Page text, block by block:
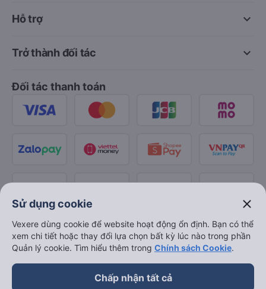
keyboard_arrow_down
Hỗ trợ
keyboard_arrow_down
Trở thành đối tác
Đối tác thanh toán
Sử dụng cookie close
Vexere dùng cookie để website hoạt động ổn định. Bạn có thể
xem chi tiết hoặc thay đổi lựa chọn bất kỳ lúc nào trong phần
Quản lý cookie. Tìm hiểu thêm trong Chính sách Cookie.
Chấp nhận tất cả